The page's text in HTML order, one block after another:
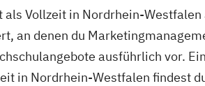
Vollzeit in Nordrhein-
an denen du
ausführlich vor.
in Nordrhein-Westfalen findest